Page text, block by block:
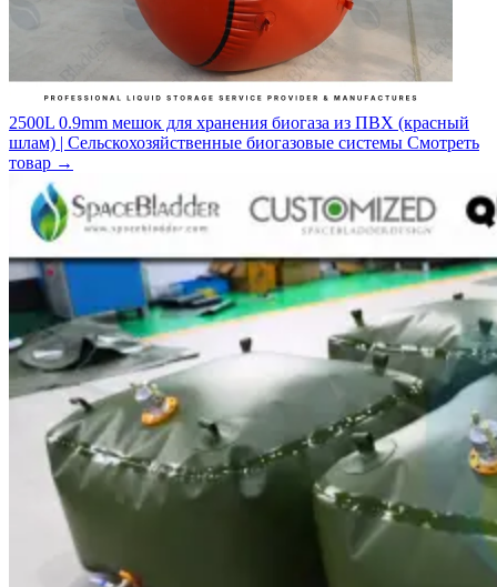
2500L 0.9mm мешок для хранения биогаза из ПВХ (красный
шлам) | Сельскохозяйственные биогазовые системы Смотреть
товар →